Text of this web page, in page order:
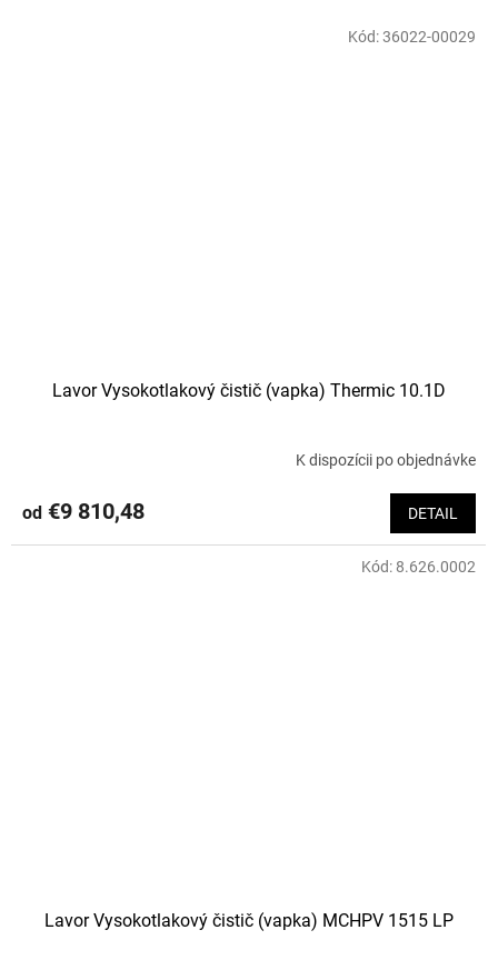
Lavor Vysokotlakový čistič (vapka) Thermic 10.1D
K dispozícii po objednávke
od €9 810,48 DETAIL
Kód:36022-00029
Lavor Vysokotlakový čistič (vapka) MCHPV 1515 LP
Kód: 8.626.0002